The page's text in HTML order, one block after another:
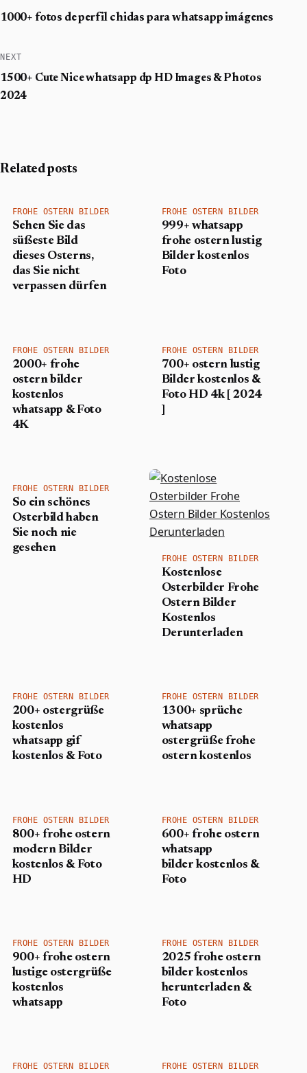
1000+ fotos de perfil chidas para whatsapp imágenes
NEXT
1500+ Cute Nice whatsapp dp HD Images & Photos
2024
Related posts
FROHE OSTERN BILDER
Sehen Sie das
süßeste Bild
dieses Osterns,
das Sie nicht
verpassen dürfen
FROHE OSTERN BILDER
999+ whatsapp
frohe ostern lustig
Bilder kostenlos
Foto
FROHE OSTERN BILDER
2000+ frohe
ostern bilder
kostenlos
whatsapp & Foto
4K
FROHE OSTERN BILDER
700+ ostern lustig
Bilder kostenlos &
Foto HD 4k [ 2024
FROHE OSTERN BILDER
So ein schönes
Osterbild haben
Sie noch nie
gesehen
FROHE OSTERN BILDER
Kostenlose
Osterbilder Frohe
Ostern Bilder
Kostenlos
Derunterladen
FROHE OSTERN BILDER
200+ ostergrüße
kostenlos
whatsapp gif
kostenlos & Foto
FROHE OSTERN BILDER
1300+ sprüche
whatsapp
ostergrüße frohe
ostern kostenlos
FROHE OSTERN BILDER
800+ frohe ostern
modern Bilder
kostenlos & Foto
HD
FROHE OSTERN BILDER
600+ frohe ostern
whatsapp
bilder kostenlos &
Foto
FROHE OSTERN BILDER
900+ frohe ostern
lustige ostergrüße
kostenlos
whatsapp
FROHE OSTERN BILDER
2025 frohe ostern
bilder kostenlos
herunterladen &
Foto
FROHE OSTERN BILDER FROHE OSTERN BILDER